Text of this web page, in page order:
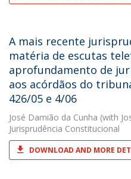
A mais recente
matéria de escutas
aprofundamento de
aos acórdãos do
426/05 e 4/06
José Damião da Cunha (with
Jurisprudência Constitucional
DOWNLOAD AND MORE